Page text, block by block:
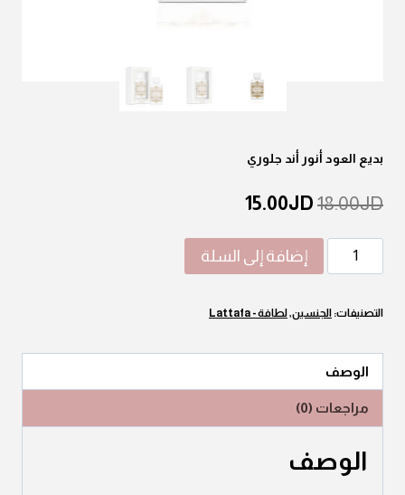
بديع العود أنور أند جلوري
JD
18.00 السعر
الأصلي
هو:
JD
15.00السعر
الحالي
هو:
كمية
بديع
أنور
جلوري
إضافة إلى السلة
التصنيفات: الجنسين,لطافة - Lattafa
الوصف
مراجعات (0)
الوصف